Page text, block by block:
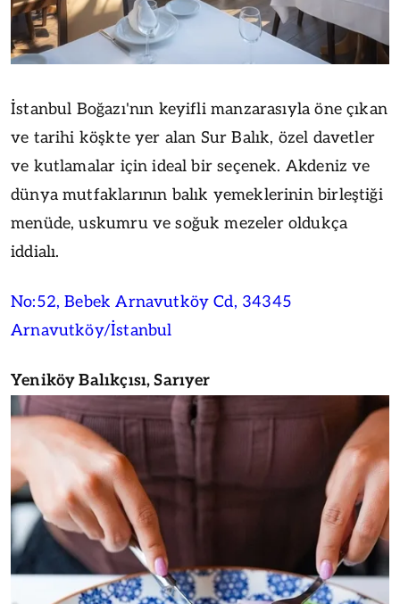
İstanbul Boğazı'nın keyifli manzarasıyla öne çıkan
ve tarihi köşkte yer alan Sur Balık, özel davetler
ve kutlamalar için ideal bir seçenek. Akdeniz ve
dünya mutfaklarının balık yemeklerinin birleştiği
menüde, uskumru ve soğuk mezeler oldukça
iddialı.
No:52, Bebek Arnavutköy Cd, 34345
Arnavutköy/İstanbul
Yeniköy Balıkçısı, Sarıyer